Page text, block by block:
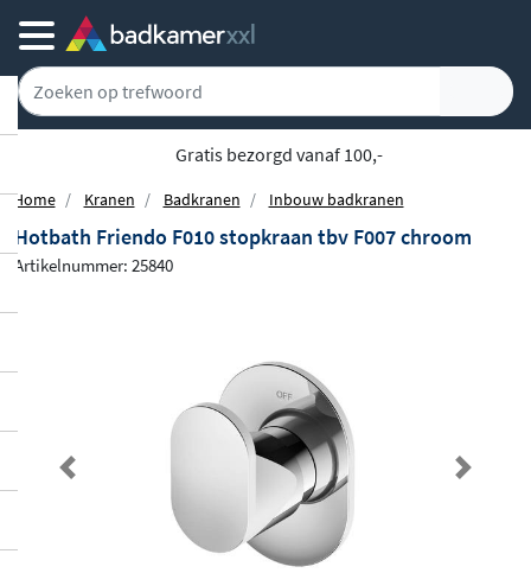
Gratis bezorgd vanaf 100,-
Home Kranen Badkranen Inbouw badkranen
Hotbath Friendo F010 stopkraan tbv F007 chroom
Artikelnummer: 25840
Previous Next